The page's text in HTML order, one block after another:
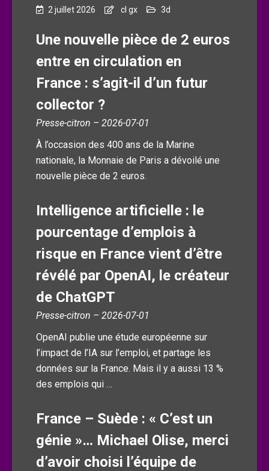
2 juillet 2026 cl gx 3d
Une nouvelle pièce de 2 euros
entre en circulation en
France : s’agit-il d’un futur
collector ?
Presse-citron – 2026-07-01
À l’occasion des 400 ans de la Marine
nationale, la Monnaie de Paris a dévoilé une
nouvelle pièce de 2 euros.
Intelligence artificielle : le
pourcentage d’emplois à
risque en France vient d’être
révélé par OpenAI, le créateur
de ChatGPT
Presse-citron – 2026-07-01
OpenAI publie une étude européenne sur
l’impact de l’IA sur l’emploi, et partage les
données sur la France. Mais il y a aussi 13 %
des emplois qui …
France – Suède : « C’est un
génie »… Michael Olise, merci
d’avoir choisi l’équipe de